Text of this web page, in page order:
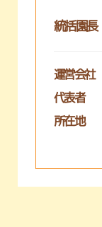
統括園長
運営会社
代表者
所在地